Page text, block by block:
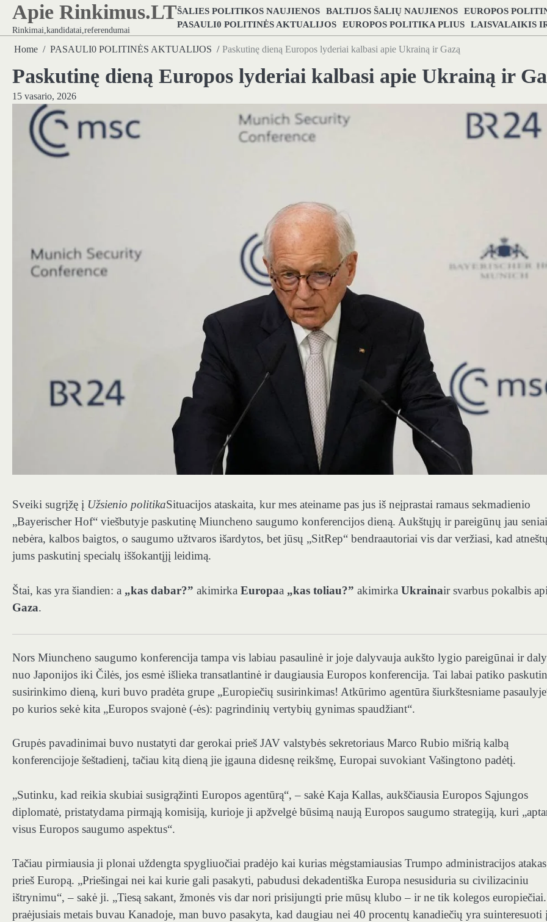
Skip
content
Apie Rinkimus.LT
Rinkimai,kandidatai,referendumai
ŠALIES POLITIKOS NAUJIENOS BALTIJOS ŠALIŲ NAUJIENOS EUROPOS
PASAULI0 POLITINĖS AKTUALIJOS EUROPOS POLITIKA PLIUS LAISVALAIKIS
Home PASAULI0 POLITINĖS AKTUALIJOS Paskutinę dieną Europos lyderiai kalbasi apie Ukrainą ir Gazą
Paskutinę dieną Europos lyderiai kalbasi apie Ukrainą ir
15 vasario, 2026
Sveiki sugrįžę į Užsienio politikaSituacijos ataskaita, kur mes ateiname pas jus iš neįprastai ramaus sekmadienio
„Bayerischer Hof“ viešbutyje paskutinę Miuncheno saugumo konferencijos dieną. Aukštųjų ir pareigūnų jau seniai
nebėra, kalbos baigtos, o saugumo užtvaros išardytos, bet jūsų „SitRep“ bendraautoriai vis dar veržiasi, kad atneštų
jums paskutinį specialų iššokantįjį leidimą.
Štai, kas yra šiandien: a „kas dabar?” akimirka Europaa „kas toliau?” akimirka Ukrainair svarbus pokalbis
Gaza.
Nors Miuncheno saugumo konferencija tampa vis labiau pasaulinė ir joje dalyvauja aukšto lygio pareigūnai ir
nuo Japonijos iki Čilės, jos esmė išlieka transatlantinė ir daugiausia Europos konferencija. Tai labai patiko
susirinkimo dieną, kuri buvo pradėta grupe „Europiečių susirinkimas! Atkūrimo agentūra šiurkštesniame
po kurios sekė kita „Europos svajonė (-ės): pagrindinių vertybių gynimas spaudžiant“.
Grupės pavadinimai buvo nustatyti dar gerokai prieš JAV valstybės sekretoriaus Marco Rubio mišrią kalbą
konferencijoje šeštadienį, tačiau kitą dieną jie įgauna didesnę reikšmę, Europai suvokiant Vašingtono padėtį.
„Sutinku, kad reikia skubiai susigrąžinti Europos agentūrą“, – sakė Kaja Kallas, aukščiausia Europos Sąjungos
diplomatė, pristatydama pirmąją komisiją, kurioje ji apžvelgė būsimą naują Europos saugumo strategiją, kuri
visus Europos saugumo aspektus“.
Tačiau pirmiausia ji plonai uždengta spygliuočiai pradėjo kai kurias mėgstamiausias Trumpo administracijos atakas
prieš Europą. „Priešingai nei kai kurie gali pasakyti, pabudusi dekadentiška Europa nesusiduria su civilizaciniu
ištrynimu“, – sakė ji. „Tiesą sakant, žmonės vis dar nori prisijungti prie mūsų klubo – ir ne tik kolegos
praėjusiais metais buvau Kanadoje, man buvo pasakyta, kad daugiau nei 40 procentų kanadiečių yra suinteresuoti